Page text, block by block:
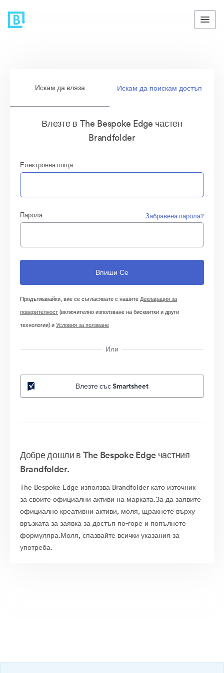
Искам да вляза Искам да поискам достъп
Влезте в The Bespoke Edge частен
Brandfolder
Електронна поща
Парола Забравена парола?
Продължавайки, вие се съгласявате с нашитеДекларация за
поверителност(включително използване на бисквитки и други
технологии) иУсловия за ползване
Или
Влезте със Smartsheet
Добре дошли в The Bespoke Edge частния
Brandfolder.
The Bespoke Edge използва Brandfolder като източник
за своите официални активи на марката.За да заявите
официално креативни активи, моля, щракнете върху
връзката за заявка за достъп по-горе и попълнете
формуляра.Моля, спазвайте всички указания за
употреба.